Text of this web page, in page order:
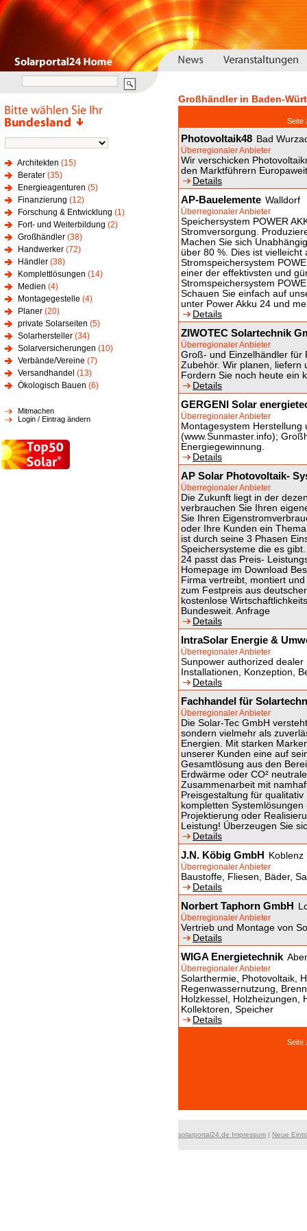
Architekten (15)
Berater (35)
Energieagenturen (5)
Finanzierung (12)
Forschung & Entwicklung (1)
Fort- und Weiterbildung (2)
Großhändler (38)
Handwerker (72)
Händler (38)
Komplettlösungen (14)
Medien (4)
Montagegestelle (4)
Planer (20)
private Solarseiten (5)
Solarhersteller (34)
Solarversicherungen (10)
Verbände/Vereine (7)
Versandhandel (13)
Ökologisch Bauen (6)
Mitmachen
Login / Eintrag ändern
Großhändler in Baden-
Photovoltaik48 Bad
Überregionaler Anbieter
Wir verschicken
den Marktführern
Details
AP-Bauelemente Walldorf
Überregionaler Anbieter
Speichersystem POWER
Stromversorgung.
Machen Sie sich
über 80 %. Dies ist
Stromspeichersystem
einer der effektivsten und
Stromspeichersystem
Schauen Sie einfach auf
unter Power Akku 24 und
Details
ZIWOTEC Solartechnik
Überregionaler Anbieter
Groß- und Einzelhändler für
Zubehör. Wir planen, liefern
Fordern Sie noch heute ein
Details
GERGENI Solar
Überregionaler Anbieter
Montagesystem
(www.Sunmaster.info);
Energiegewinnung.
Details
AP Solar Photovoltaik-
Überregionaler Anbieter
Die Zukunft liegt in der
verbrauchen Sie Ihren
Sie Ihren
oder Ihre Kunden ein
ist durch seine 3 Phasen
Speichersysteme die es
24 passt das Preis-
Homepage im Download
Firma vertreibt, montiert
zum Festpreis aus
kostenlose
Bundesweit. Anfrage
Details
IntraSolar Energie &
Überregionaler Anbieter
Sunpower authorized
Installationen, Konzeption,
Details
Fachhandel für
Überregionaler Anbieter
Die Solar-Tec GmbH
sondern vielmehr als
Energien. Mit starken
unserer Kunden eine auf
Gesamtlösung aus den
Erdwärme oder CO²
Zusammenarbeit mit
Preisgestaltung für
kompletten
Projektierung oder
Leistung! Überzeugen Sie
Details
J.N. Köbig GmbH Koblenz
Überregionaler Anbieter
Baustoffe, Fliesen, Bäder,
Details
Norbert Taphorn GmbH
Überregionaler Anbieter
Vertrieb und Montage von
Details
WIGA Energietechnik
Überregionaler Anbieter
Solarthermie, Photovoltaik,
Regenwassernutzung,
Holzkessel, Holzheizungen,
Kollektoren, Speicher
Details
solarportal24.de Impressum | Neue